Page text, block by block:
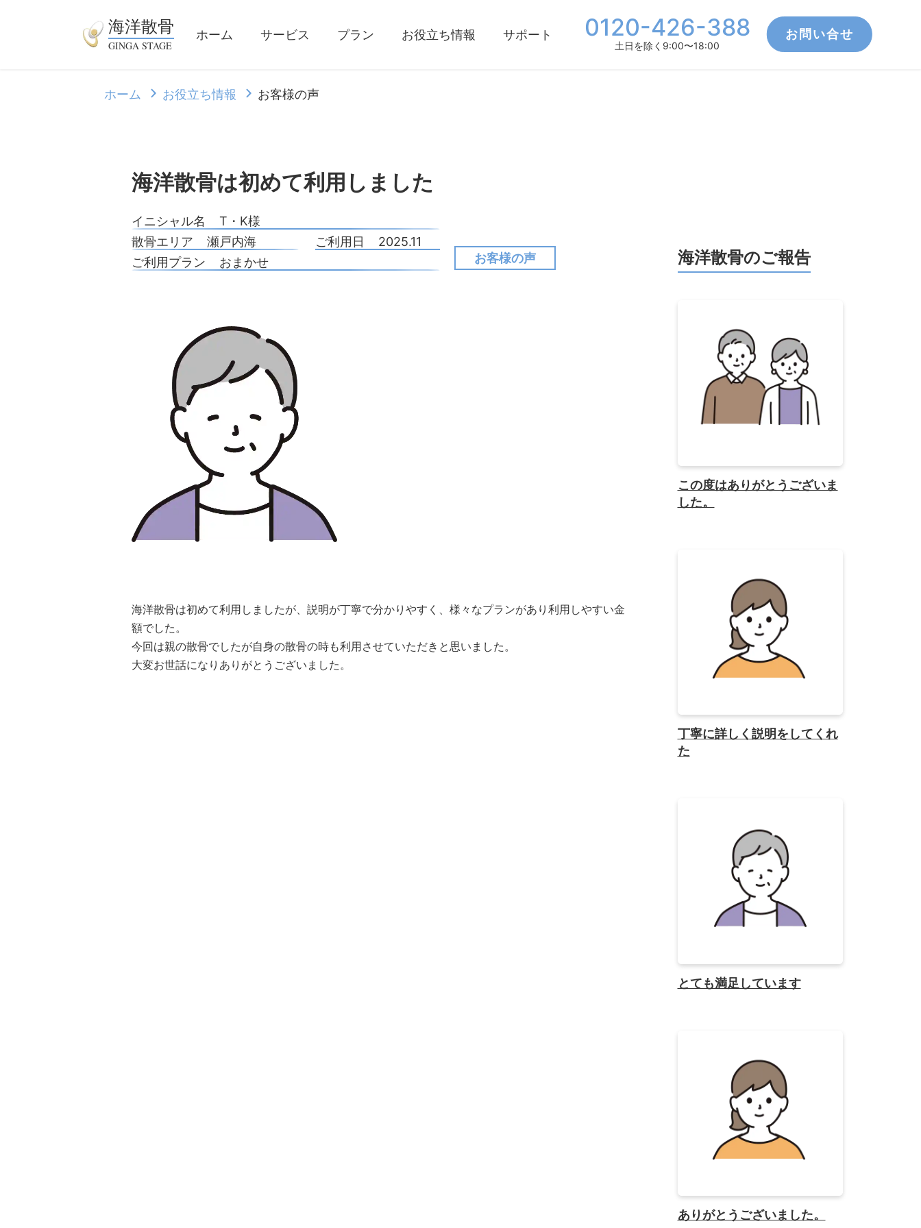
海洋散骨
GINGA STAGE
ホーム サービス プラン お役立ち情報 サポート 0120-426-388
土日を除く9:00〜18:00
お問い合せ
ホーム お役立ち情報 お客様の声
海洋散骨は初めて利用しました
イニシャル名
T・K様
散骨エリア
瀬戸内海 ご利用日
2025.11
ご利用プラン
おまかせ お客様の声
海洋散骨は初めて利用しましたが、説明が丁寧で分かりやすく、様々なプランがあり利用しやすい金
額でした。
今回は親の散骨でしたが自身の散骨の時も利用させていただきと思いました。
大変お世話になりありがとうございました。
海洋散骨のご報告
この度はありがとうございま
した。
丁寧に詳しく説明をしてくれ
た
とても満足しています
ありがとうございました。